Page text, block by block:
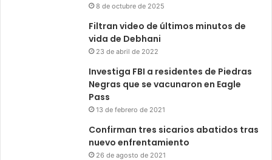
8 de octubre de 2025
Filtran video de últimos minutos de
vida de Debhani
23 de abril de 2022
Investiga FBI a residentes de Piedras
Negras que se vacunaron en Eagle
Pass
13 de febrero de 2021
Confirman tres sicarios abatidos tras
nuevo enfrentamiento
26 de agosto de 2021